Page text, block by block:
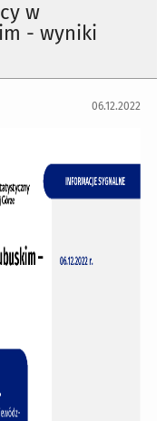
w
- wyniki
06.12.2022